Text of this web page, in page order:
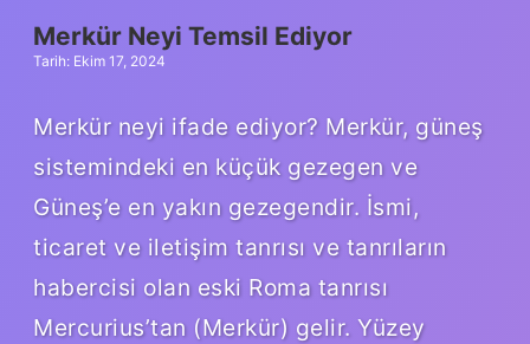
Merkür Neyi Temsil Ediyor
Tarih: Ekim 17, 2024
Merkür neyi ifade ediyor? Merkür, güneş
sistemindeki en küçük gezegen ve
Güneş’e en yakın gezegendir. İsmi,
ticaret ve iletişim tanrısı ve tanrıların
habercisi olan eski Roma tanrısı
Mercurius’tan (Merkür) gelir. Yüzey